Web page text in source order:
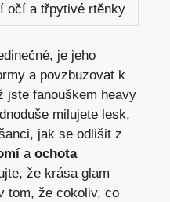
očí a třpytivé rtěnky
je jeho
a povzbuzovat k
jste fanouškem heavy
milujete lesk,
jak se odlišit z
a ochota
že krása glam
tom, že cokoliv, co